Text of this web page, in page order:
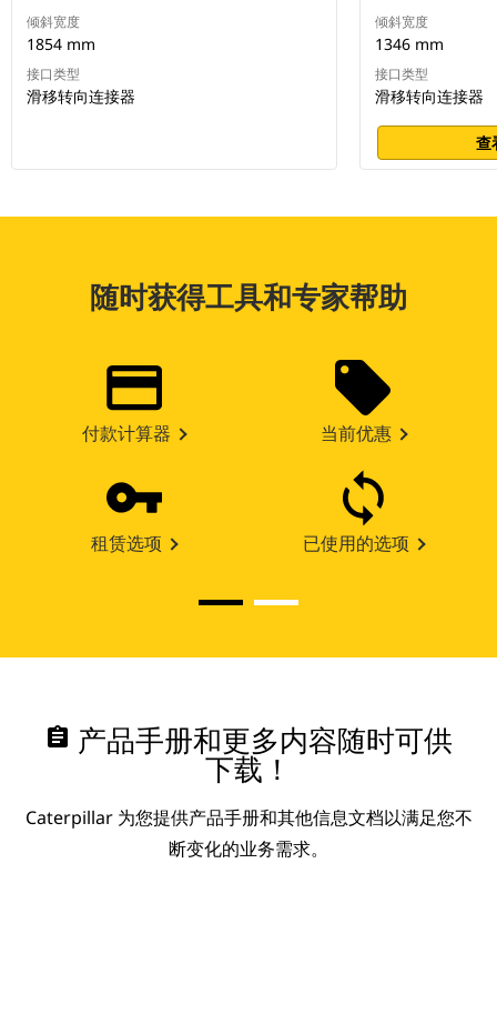
倾斜宽度
1854 mm
接口类型
滑移转向连接器
倾斜宽度
1346 mm
接口类型
滑移转向连接器
查
随时获得工具和专家帮助
付款计算器 当前优惠
租赁选项 已使用的选项
assignment 产品手册和更多内容随时可供
下载！
Caterpillar 为您提供产品手册和其他信息文档以满足您不
断变化的业务需求。